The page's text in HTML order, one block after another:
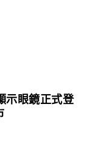
示眼鏡正式登